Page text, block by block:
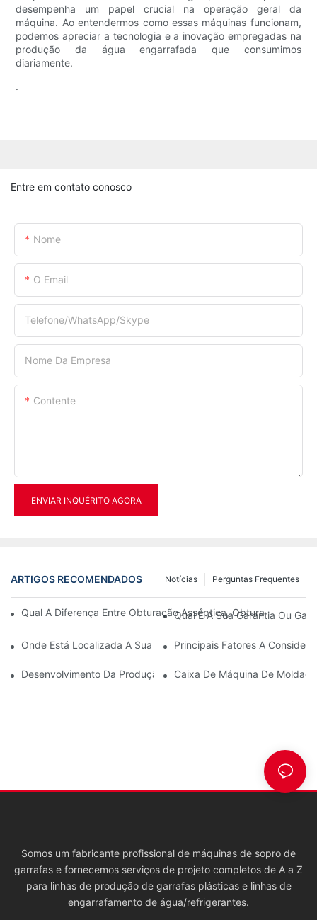
desempenha um papel crucial na operação geral da
máquina. Ao entendermos como essas máquinas funcionam,
podemos apreciar a tecnologia e a inovação empregadas na
produção da água engarrafada que consumimos
diariamente.
.
Entre em contato conosco
Nome
O Email
Telefone/WhatsApp/Skype
Nome Da Empresa
Contente
ENVIAR INQUÉRITO AGORA
ARTIGOS RECOMENDADOS Perguntas Frequentes
Notícias
Qual A Diferença Entre Obturação Asséptica, Obturação
Qual É A Sua Garantia Ou
Onde Está Localizada A Sua Fábrica?Principais Fatores A
Desenvolvimento Da Produção De Frascos PET Para
Caixa De Máquina De
Somos um fabricante profissional de máquinas de sopro de
garrafas e fornecemos serviços de projeto completos de A a Z
para linhas de produção de garrafas plásticas e linhas de
engarrafamento de água/refrigerantes.